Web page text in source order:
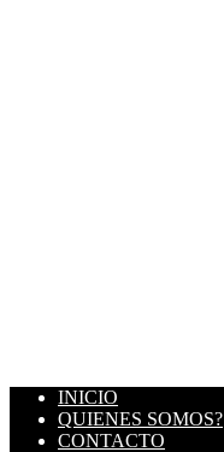
INICIO
QUIENES SOMOS?
CONTACTO